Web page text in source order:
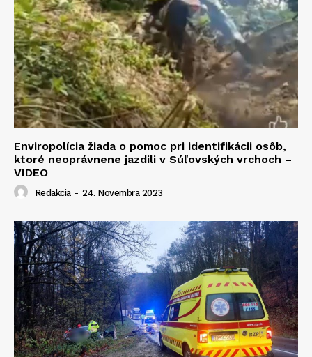
Enviropolícia žiada o pomoc pri identifikácii osôb,
ktoré neoprávnene jazdili v Súľovských vrchoch –
VIDEO
Redakcia - 24. Novembra 2023